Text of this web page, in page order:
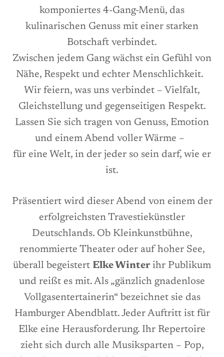
komponiertes 4-Gang-Menü, das
kulinarischen Genuss mit einer starken
Botschaft verbindet.
Zwischen jedem Gang wächst ein Gefühl von
Nähe, Respekt und echter Menschlichkeit.
Wir feiern, was uns verbindet – Vielfalt,
Gleichstellung und gegenseitigen Respekt.
Lassen Sie sich tragen von Genuss, Emotion
und einem Abend voller Wärme –
für eine Welt, in der jeder so sein darf, wie er
ist.
Präsentiert wird dieser Abend von einem der
erfolgreichsten Travestiekünstler
Deutschlands. Ob Kleinkunstbühne,
renommierte Theater oder auf hoher See,
überall begeistert Elke Winterihr Publikum
und reißt es mit. Als „gänzlich gnadenlose
Vollgasentertainerin“ bezeichnet sie das
Hamburger Abendblatt. Jeder Auftritt ist für
Elke eine Herausforderung. Ihr Repertoire
zieht sich durch alle Musiksparten – Pop,